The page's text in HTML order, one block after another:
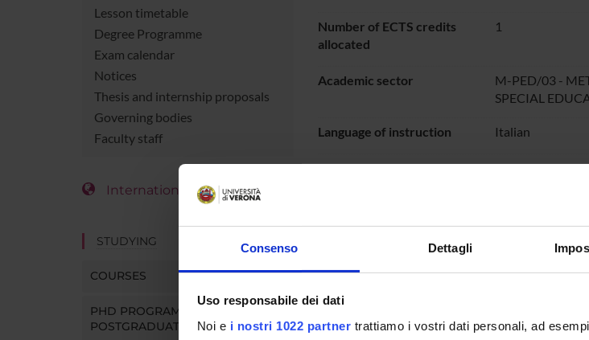
Consenso Dettagli
Uso responsabile dei dati
Noi e i nostri 1022 partner trattiamo i vostri dati personali, ad
Lesson timetable
Degree Programme
Exam calendar
Notices
Thesis and internship proposals
Governing bodies
Faculty staff
International Students
STUDYING
COURSES
PHD PROGRAMMES AND
POSTGRADUATE TRAINING
Number of ECTS credits
allocated
1
Academic sector
M-PED/03 -
SPECIAL
Language of instruction Italian
Period PERIODO
Go to lesson schedule